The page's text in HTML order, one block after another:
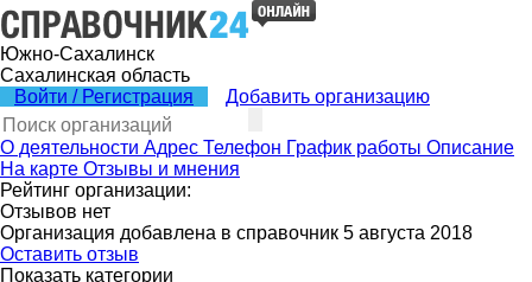
Южно-Сахалинск
Сахалинская область
Войти / Регистрация
Добавить организацию
О деятельности Адрес Телефон График работы Описание
На карте Отзывы и мнения
Рейтинг организации:
Отзывов нет
Организация добавлена в справочник 5 августа 2018
Оставить отзыв
Показать категории